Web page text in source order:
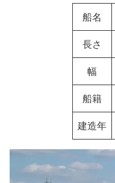
船名
長さ
幅
船籍
建造年